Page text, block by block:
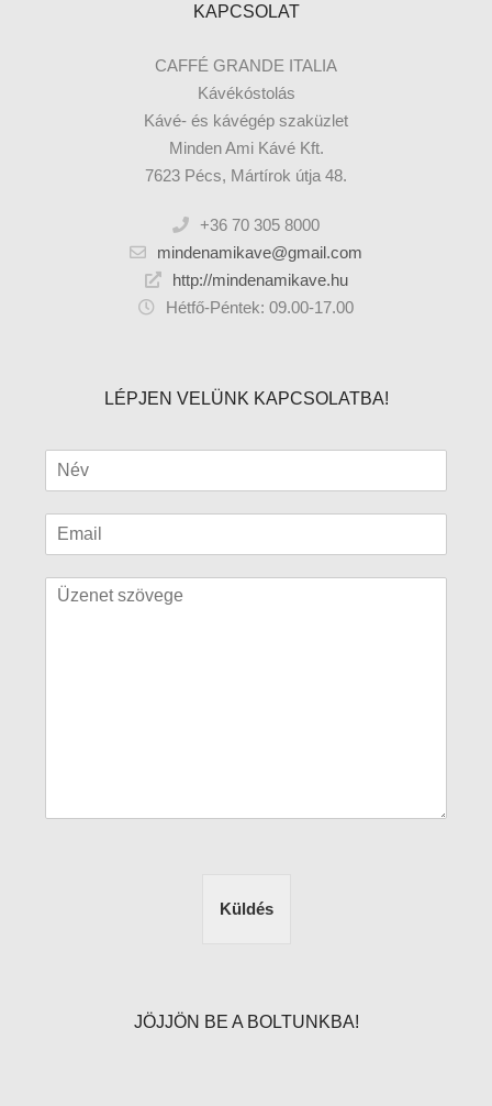
KAPCSOLAT
CAFFÉ GRANDE ITALIA
Kávékóstolás
Kávé- és kávégép szaküzlet
Minden Ami Kávé Kft.
7623 Pécs, Mártírok útja 48.
+36 70 305 8000
mindenamikave@gmail.com
http://mindenamikave.hu
Hétfő-Péntek: 09.00-17.00
LÉPJEN VELÜNK KAPCSOLATBA!
Küldés
JÖJJÖN BE A BOLTUNKBA!